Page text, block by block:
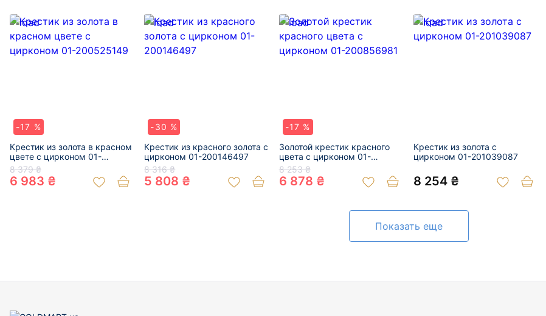
-17 %
Крестик из золота в красном
цвете с цирконом 01-
200525149
8 379 ₴
6 983 ₴
-30 %
Крестик из красного золота с
цирконом 01-200146497
8 316 ₴
5 808 ₴
-17 %
Золотой крестик красного
цвета с цирконом 01-
200856981
8 253 ₴
6 878 ₴
Крестик из золота с
цирконом 01-201039087
8 254 ₴
Показать еще